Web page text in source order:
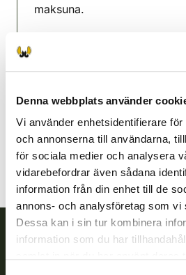
Denna webbplats använder
Vi använder enhetsidentifierare
och annonserna till användarna,
för sociala medier och analysera
vidarebefordrar även sådana
information från din enhet till de
annons- och analysföretag som vi
Dessa kan i sin tur kombinera
information som du har
maksuna.
Outokumpu
0453307331